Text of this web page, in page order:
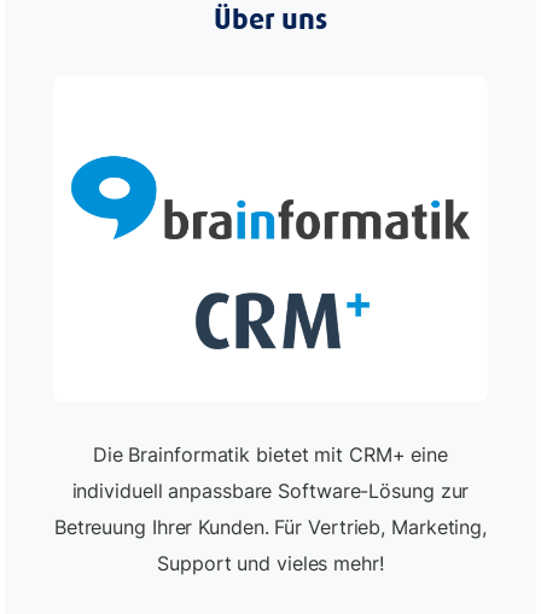
Über uns
Die Brainformatik bietet mit CRM+ eine
individuell anpassbare Software-Lösung zur
Betreuung Ihrer Kunden. Für Vertrieb, Marketing,
Support und vieles mehr!